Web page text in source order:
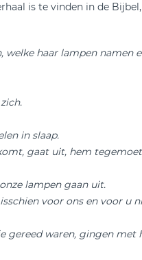
is te vinden in de
welke haar lampen namen
in slaap.
gaat uit, hem
lampen gaan uit.
voor ons en voor u
gereed waren, gingen